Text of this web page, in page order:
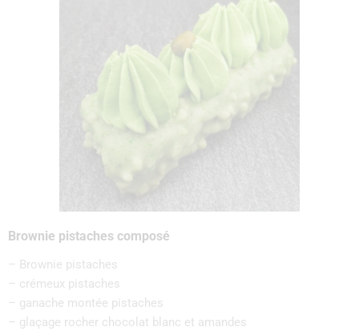
Brownie pistaches composé
– Brownie pistaches
– crémeux pistaches
– ganache montée pistaches
– glaçage rocher chocolat blanc et amandes